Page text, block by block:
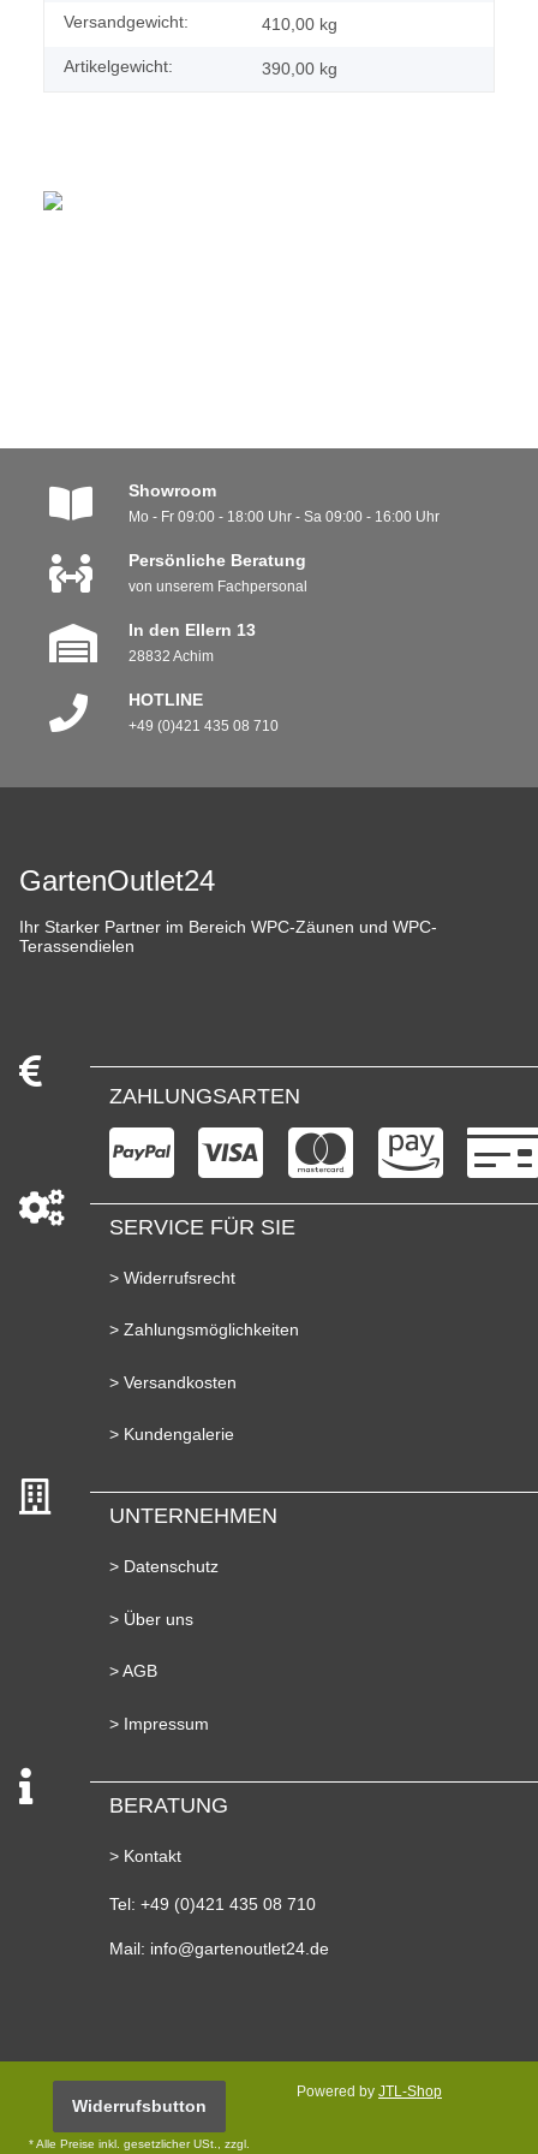
Versandgewicht: 410,00 kg
Artikelgewicht: 390,00 kg
Showroom
Mo - Fr 09:00 - 18:00 Uhr - Sa 09:00 - 16:00 Uhr
Persönliche Beratung
von unserem Fachpersonal
In den Ellern 13
28832 Achim
HOTLINE
+49 (0)421 435 08 710
GartenOutlet24
Ihr Starker Partner im Bereich WPC-Zäunen und WPC-
Terassendielen
ZAHLUNGSARTEN
SERVICE FÜR SIE
> Widerrufsrecht
> Zahlungsmöglichkeiten
> Versandkosten
> Kundengalerie
UNTERNEHMEN
> Datenschutz
> Über uns
> AGB
> Impressum
BERATUNG
> Kontakt
Tel: +49 (0)421 435 08 710
Mail: info@gartenoutlet24.de
Widerrufsbutton
* Alle Preise inkl. gesetzlicher USt., zzgl.
Powered by JTL-Shop